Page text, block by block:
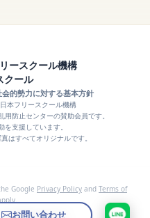
ースクール機構
クール
会的勢力に対する基本方針
本フリースクール機構
防止センターの賛助会員です。
支援しています。
はすべてオリジナルです。
Google Privacy Policy and Terms of
お問い合わせ